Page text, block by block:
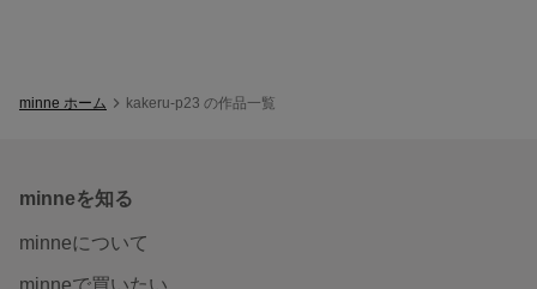
minne ホーム kakeru-p23 の作品一覧
minneを知る
minneについて
minneで買いたい